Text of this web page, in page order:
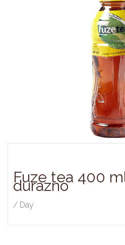
Fuze tea 400
durazno
/ Day